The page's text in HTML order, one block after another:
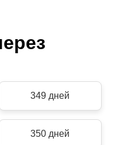
349 дней
350 дней